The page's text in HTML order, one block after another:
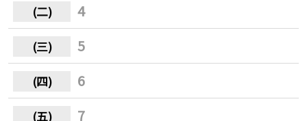
4
5
6
7